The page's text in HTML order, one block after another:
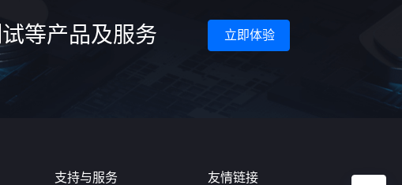
等产品及服务 立即体验
支持与服务 友情链接